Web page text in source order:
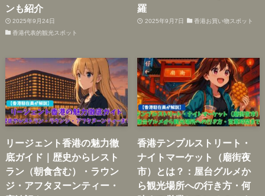
ンも紹介
2025年9月24日
香港代表的観光スポット
羅
2025年9月7日 香港お買い物スポット
リージェント香港の魅力徹
底ガイド｜歴史からレスト
ラン（朝食含む）・ラウン
ジ・アフタヌーンティー・
香港テンプルストリート・
ナイトマーケット（廟街夜
市）とは？：屋台グルメか
ら観光場所への行き方・何